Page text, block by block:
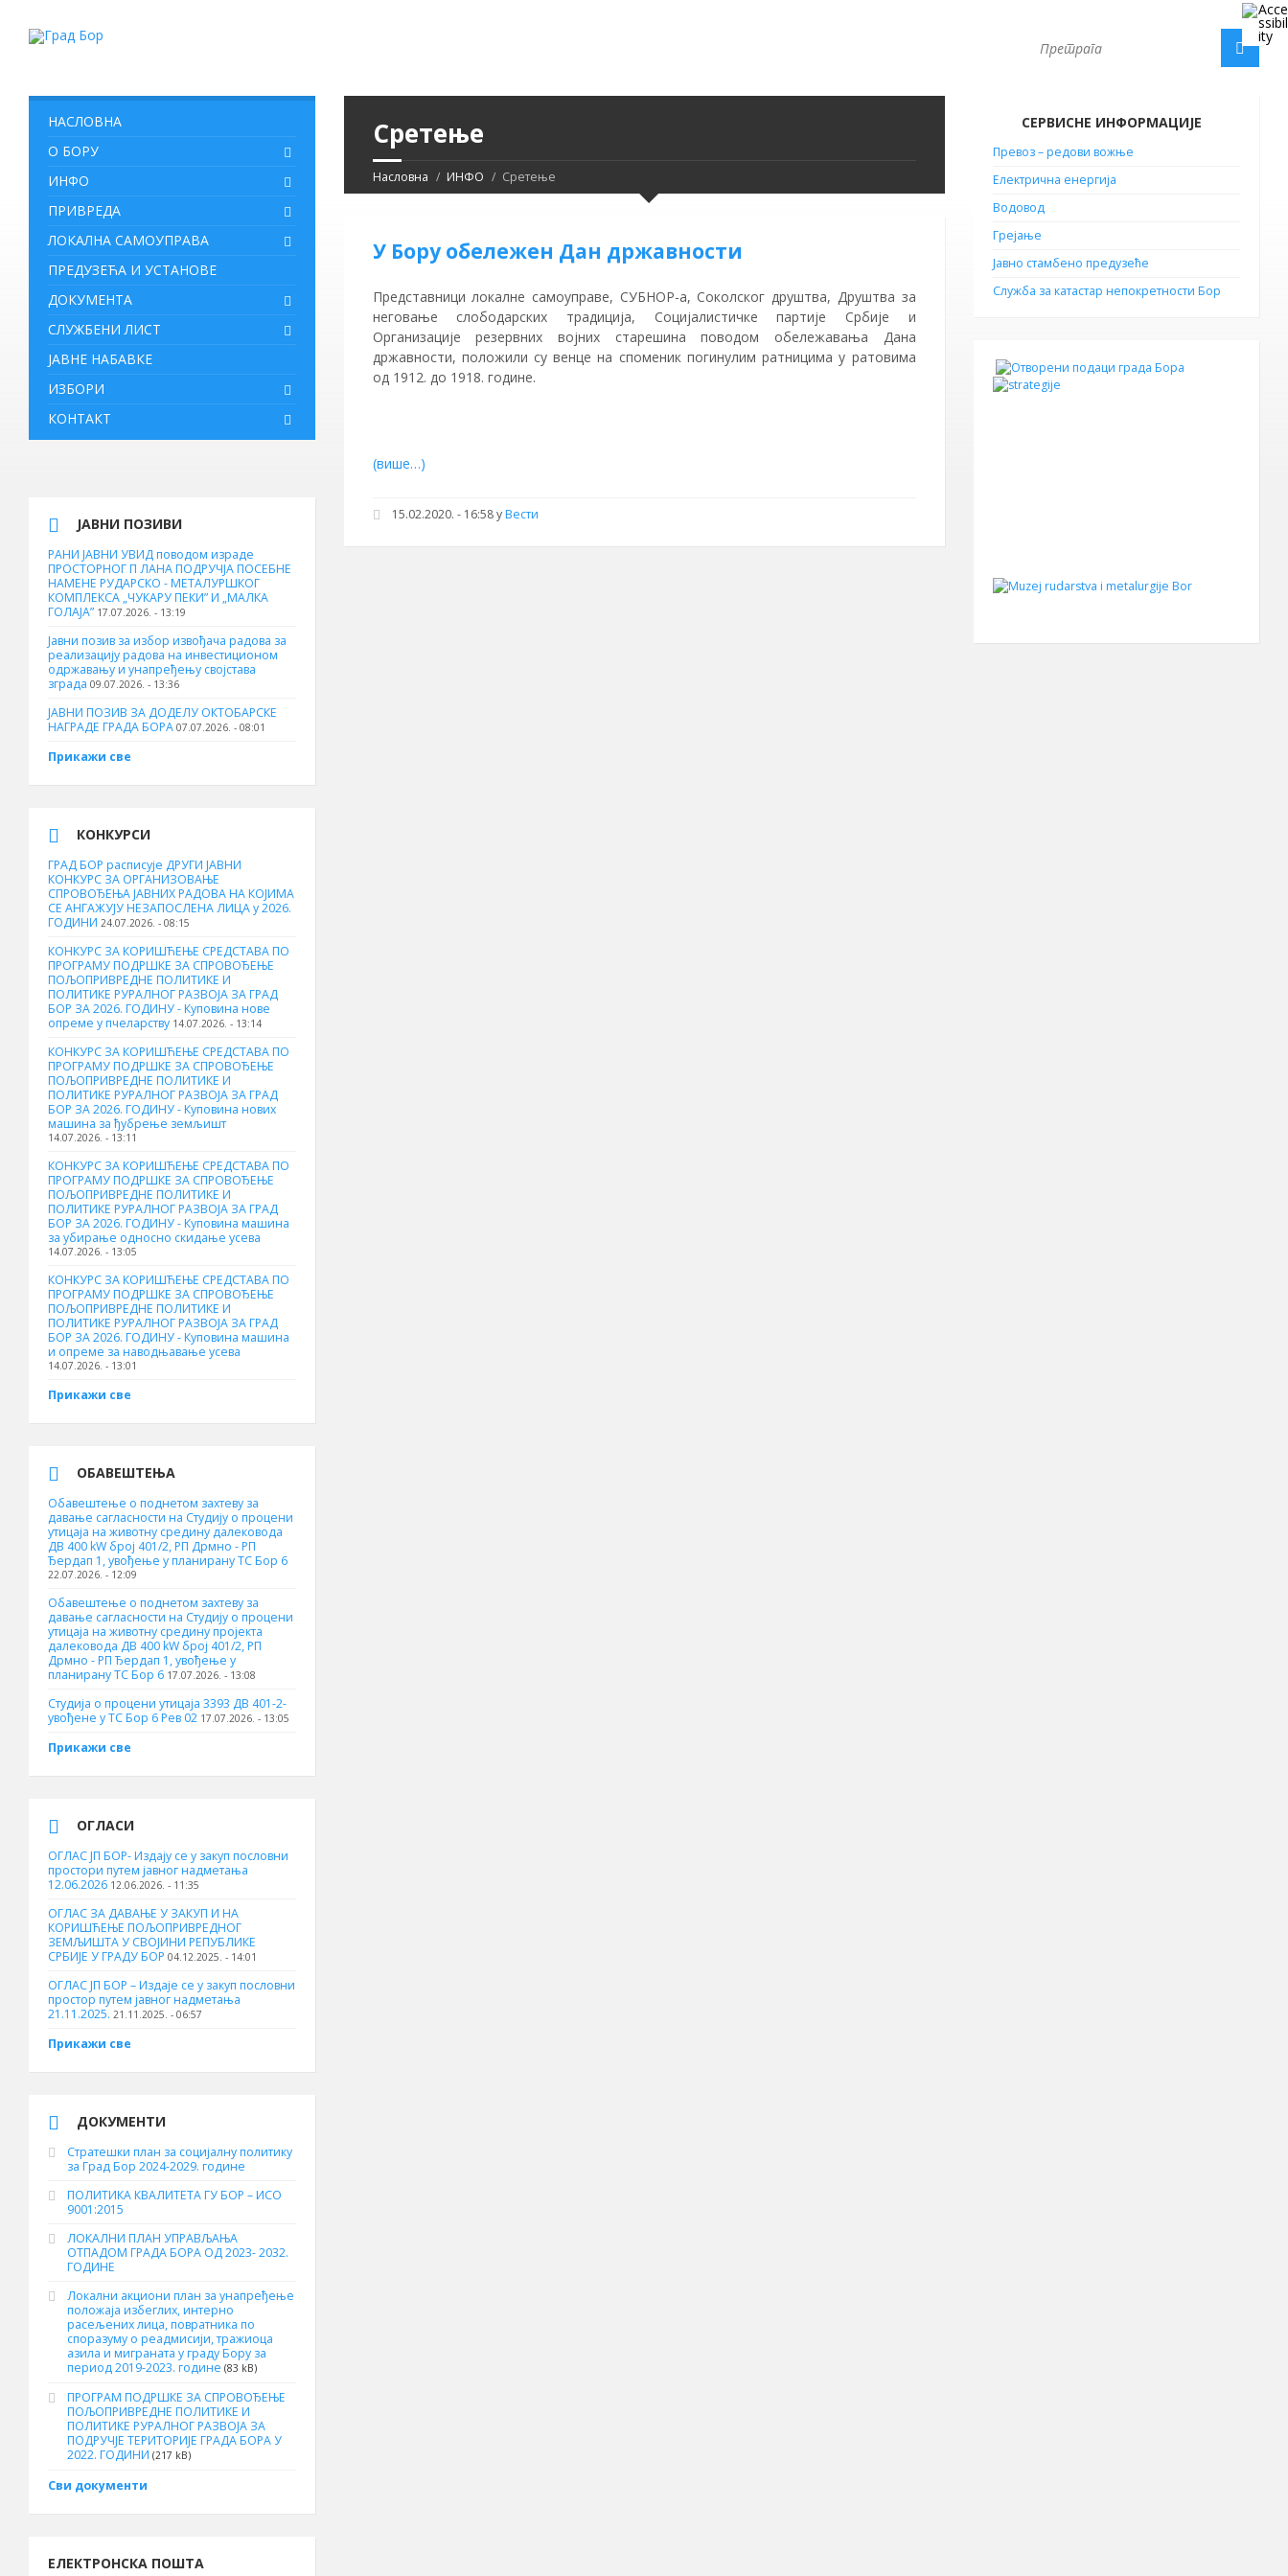
Сретење
Насловна ИНФО Сретење
У Бору обележен Дан државности
Представници локалне самоуправе, СУБНОР-а, Соколског друштва, Друштва за
неговање слободарских традиција, Социјалистичке партије Србије и
Организације резервних војних старешина поводом обележавања Дана
државности, положили су венце на споменик погинулим ратницима у ратовима
од 1912. до 1918. године.
(више…)
15.02.2020. - 16:58уВести
НАСЛОВНА
О БОРУ
ИНФО
ПРИВРЕДА
ЛОКАЛНА САМОУПРАВА
ПРЕДУЗЕЋА И УСТАНОВЕ
ДОКУМЕНТА
СЛУЖБЕНИ ЛИСТ
ЈАВНЕ НАБАВКЕ
ИЗБОРИ
КОНТАКТ
ЈАВНИ ПОЗИВИ
РАНИ ЈАВНИ УВИД поводом израде
ПРОСТОРНОГ П ЛАНА ПОДРУЧЈА ПОСЕБНЕ
НАМЕНЕ РУДАРСКО - МЕТАЛУРШКОГ
КОМПЛЕКСА „ЧУКАРУ ПЕКИ” И „МАЛКА
ГОЛАЈА” 17.07.2026. - 13:19
Јавни позив за избор извођача радова за
реализацију радова на инвестиционом
одржавању и унапређењу својстава
зграда 09.07.2026. - 13:36
ЈАВНИ ПОЗИВ ЗА ДОДЕЛУ ОКТOБАРСКЕ
НАГРАДЕ ГРАДА БОРА 07.07.2026. - 08:01
Прикажи све
КОНКУРСИ
ГРАД БОР расписује ДРУГИ ЈАВНИ
КОНКУРС ЗА ОРГАНИЗОВАЊЕ
СПРОВОЂЕЊА ЈАВНИХ РАДОВА НА КОЈИМА
СЕ АНГАЖУЈУ НЕЗАПОСЛЕНА ЛИЦА у 2026.
ГОДИНИ 24.07.2026. - 08:15
КОНКУРС ЗА КОРИШЋЕЊЕ СРЕДСТАВА ПО
ПРОГРАМУ ПОДРШКЕ ЗА СПРОВОЂЕЊЕ
ПОЉОПРИВРЕДНЕ ПОЛИТИКЕ И
ПОЛИТИКЕ РУРАЛНОГ РАЗВОЈА ЗА ГРАД
БОР ЗА 2026. ГОДИНУ - Куповина нове
опреме у пчеларству 14.07.2026. - 13:14
КОНКУРС ЗА КОРИШЋЕЊЕ СРЕДСТАВА ПО
ПРОГРАМУ ПОДРШКЕ ЗА СПРОВОЂЕЊЕ
ПОЉОПРИВРЕДНЕ ПОЛИТИКЕ И
ПОЛИТИКЕ РУРАЛНОГ РАЗВОЈА ЗА ГРАД
БОР ЗА 2026. ГОДИНУ - Куповина нових
машина за ђубрење земљишт
14.07.2026. - 13:11
КОНКУРС ЗА КОРИШЋЕЊЕ СРЕДСТАВА ПО
ПРОГРАМУ ПОДРШКЕ ЗА СПРОВОЂЕЊЕ
ПОЉОПРИВРЕДНЕ ПОЛИТИКЕ И
ПОЛИТИКЕ РУРАЛНОГ РАЗВОЈА ЗА ГРАД
БОР ЗА 2026. ГОДИНУ - Куповинa машина
за убирање односно скидање усева
14.07.2026. - 13:05
КОНКУРС ЗА КОРИШЋЕЊЕ СРЕДСТАВА ПО
ПРОГРАМУ ПОДРШКЕ ЗА СПРОВОЂЕЊЕ
ПОЉОПРИВРЕДНЕ ПОЛИТИКЕ И
ПОЛИТИКЕ РУРАЛНОГ РАЗВОЈА ЗА ГРАД
БОР ЗА 2026. ГОДИНУ - Куповина машина
и опреме за наводњавање усева
14.07.2026. - 13:01
Прикажи све
ОБАВЕШТЕЊА
Обавештење о поднетом захтеву за
давање сагласности на Студију о процени
утицаја на животну средину далековода
ДВ 400 kW број 401/2, РП Дрмно - РП
Ђердап 1, увођење у планирану ТС Бор 6
22.07.2026. - 12:09
Обавештење о поднетом захтеву за
давање сагласности на Студију о процени
утицаја на животну средину пројекта
далековода ДВ 400 kW број 401/2, РП
Дрмно - РП Ђердап 1, увођење у
планирану ТС Бор 6 17.07.2026. - 13:08
Студија о процени утицаја 3393 ДВ 401-2-
увођене у ТС Бор 6 Рев 02 17.07.2026. - 13:05
Прикажи све
ОГЛАСИ
ОГЛАС ЈП БОР- Издају се у закуп пословни
простори путем јавног надметања
12.06.2026 12.06.2026. - 11:35
ОГЛАС ЗА ДАВАЊЕ У ЗАКУП И НА
КОРИШЋЕЊЕ ПОЉОПРИВРЕДНОГ
ЗЕМЉИШТА У СВОЈИНИ РЕПУБЛИКЕ
СРБИЈЕ У ГРАДУ БОР 04.12.2025. - 14:01
ОГЛАС ЈП БОР – Издаје се у закуп пословни
простор путем јавног надметања
21.11.2025. 21.11.2025. - 06:57
Прикажи све
ДОКУМЕНТИ
Стратешки план за социјалну политику
за Град Бор 2024-2029. године
ПОЛИТИКА КВАЛИТЕТА ГУ БОР – ИСО
9001:2015
ЛОКАЛНИ ПЛАН УПРАВЉАЊА
ОТПАДОМ ГРАДА БОРА ОД 2023- 2032.
ГОДИНЕ
Локални акциони план за унапређење
положаја избеглих, интерно
расељених лица, повратника по
споразуму о реадмисији, тражиоца
азила и миграната у граду Бору за
период 2019-2023. године (83 kB)
ПРОГРАМ ПОДРШКЕ ЗА СПРОВОЂЕЊЕ
ПОЉОПРИВРЕДНЕ ПОЛИТИКЕ И
ПОЛИТИКЕ РУРАЛНОГ РАЗВОЈА ЗА
ПОДРУЧЈЕ ТЕРИТОРИЈЕ ГРАДА БОРА У
2022. ГОДИНИ (217 kB)
Сви документи
ЕЛЕКТРОНСКА ПОШТА
СЕРВИСНЕ ИНФОРМАЦИЈЕ
Превоз – редови вожње
Електрична енергија
Водовод
Грејање
Јавно стамбено предузеће
Служба за катастар непокретности Бор